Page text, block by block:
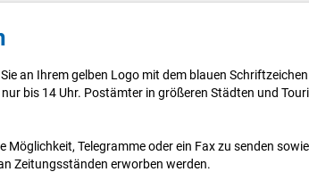
an Ihrem gelben Logo mit dem blauen
bis 14 Uhr. Postämter in größeren Städten und
Möglichkeit, Telegramme oder ein Fax zu senden
Zeitungsständen erworben werden.